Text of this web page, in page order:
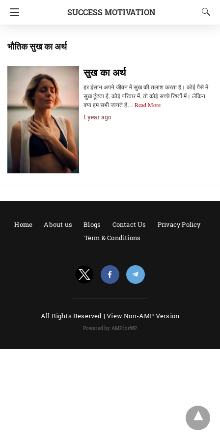
SUCCESS MOTIVATION
भौतिक सुख का अर्थ
सुख का अर्थ
हर इंसान अपने जीवन में सुख की तलाश करता है। कोई पैसे में
सुख ढूंढता है, कोई परिवार में, तो कोई सच्चे रिश्तों में। लेकिन
क्या हम सभी जानते हैं… Read More
1 year ago
Home About us Blogs Contact Us
Privacy Policy
Term & Conditions
All Rights Reserved |View Non-AMP Version
Powered by AMPforWP